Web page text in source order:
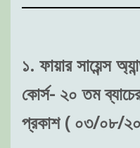
১. ফায়ার সায়েন্স
কোর্স- ২০ তম
প্রকাশ ( ০৩/০৮/